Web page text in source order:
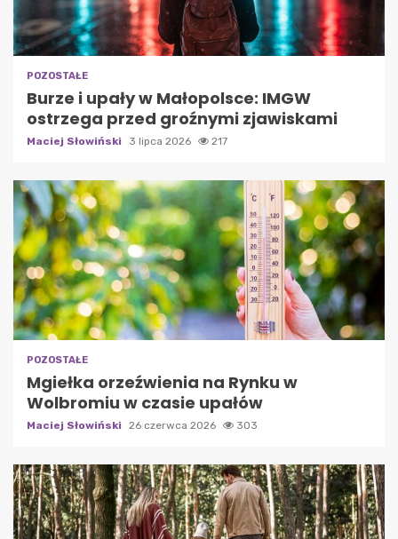
POZOSTAŁE
Burze i upały w Małopolsce: IMGW
ostrzega przed groźnymi zjawiskami
Maciej Słowiński 3 lipca 2026 217
POZOSTAŁE
Mgiełka orzeźwienia na Rynku w
Wolbromiu w czasie upałów
Maciej Słowiński 26 czerwca 2026 303